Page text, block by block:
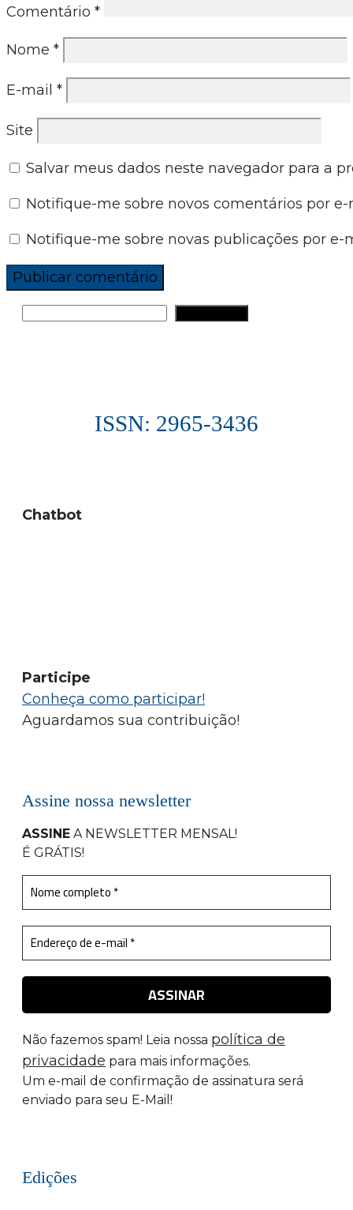
Comentário *
Nome *
E-mail *
Site
Salvar meus dados neste navegador para a
Notifique-me sobre novos comentários por e-
Notifique-me sobre novas publicações por e-
ISSN: 2965-3436
Chatbot
Participe
Conheça como participar!
Aguardamos sua contribuição!
Assine nossa newsletter
ASSINE A NEWSLETTER MENSAL!
É GRÁTIS!
Não fazemos spam! Leia nossa política de
privacidade para mais informações.
Um e-mail de confirmação de assinatura será
enviado para seu E-Mail!
Edições